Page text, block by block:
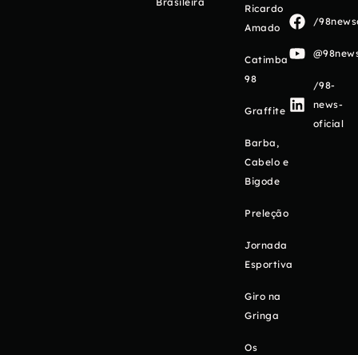
Ricardo
Amado
Catimba
98
Graffite
Barba,
Cabelo e
Bigode
Preleção
Jornada
Esportiva
Giro na
Gringa
Os
/
/98-
news-
oficial